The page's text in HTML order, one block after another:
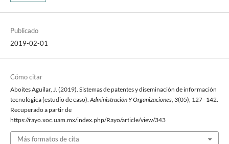
Publicado
2019-02-01
Cómo citar
Aboites Aguilar, J. (2019). Sistemas de patentes y diseminación de información
tecnológica (estudio de caso).Administración Y Organizaciones, 3(05), 127–142.
Recuperado a partir de
https://rayo.xoc.uam.mx/index.php/Rayo/article/view/343
Más formatos de cita